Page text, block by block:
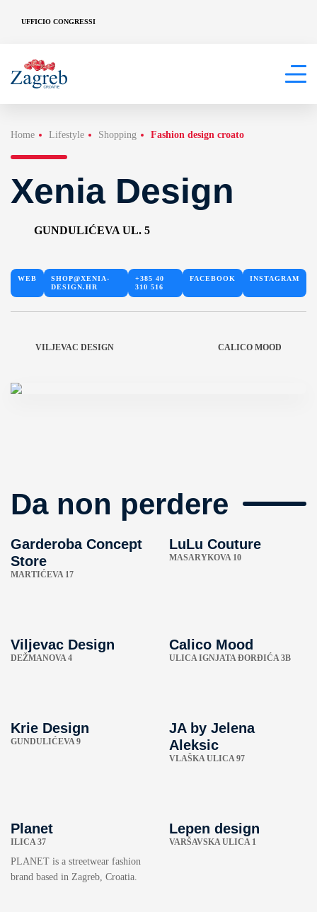
UFFICIO CONGRESSI
Home Lifestyle Shopping Fashion design croato
Xenia Design
GUNDULIĆEVA UL. 5
WEB
SHOP@XENIA-
DESIGN.HR
+385 40
310 516
FACEBOOK INSTAGRAM
VILJEVAC DESIGN CALICO MOOD
Da non perdere
Garderoba Concept
Store
MARTIĆEVA 17
LuLu Couture
MASARYKOVA 10
Viljevac Design
DEŽMANOVA 4
Calico Mood
ULICA IGNJATA ĐORĐIĆA 3B
Krie Design
GUNDULIĆEVA 9
JA by Jelena
Aleksic
VLAŠKA ULICA 97
Planet
ILICA 37
PLANET is a streetwear fashion
brand based in Zagreb, Croatia.
Lepen design
VARŠAVSKA ULICA 1